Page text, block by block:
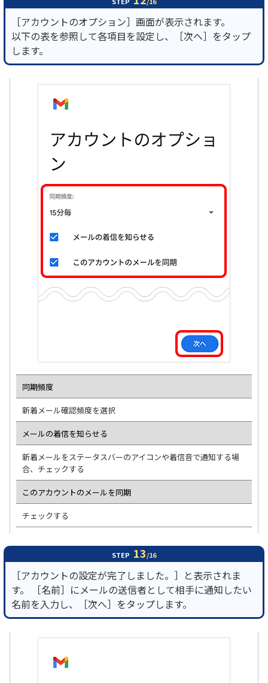
［アカウントのオプション］画面が表示されます。
以下の表を参照して各項目を設定し、［次へ］をタップ
します。
同期頻度
新着メール確認頻度を選択
メールの着信を知らせる
新着メールをステータスバーのアイコンや着信音で通知する場
合、チェックする
このアカウントのメールを同期
チェックする
STEP 13/16
［アカウントの設定が完了しました。］と表示されま
す。 ［名前］にメールの送信者として相手に通知したい
名前を入力し、［次へ］をタップします。